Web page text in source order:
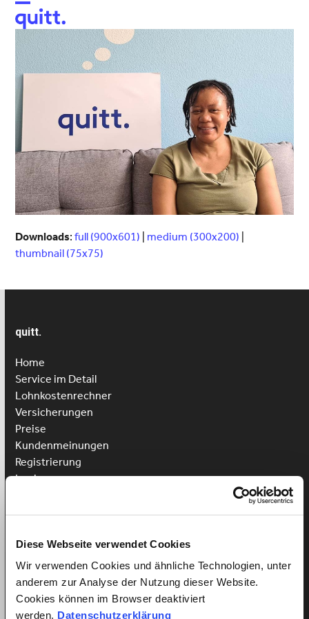
Diese Webseite verwendet Cookies
Wir verwenden Cookies und ähnliche Technologien, unter
anderem zur Analyse der Nutzung dieser Website.
Cookies können im Browser deaktiviert
werden. Datenschutzerklärung
Open
mobile
menu
Close
mobile
menu
Downloads:full (900x601) medium (300x200)
thumbnail (75x75)
quitt.
Home
Service im Detail
Lohnkostenrechner
Versicherungen
Preise
Kundenmeinungen
Registrierung
Login
Pflegehilfe anstellen
Vorteile für Arbeitnehmer
Arbeitnehmer Registrierung
Arbeitnehmer Login